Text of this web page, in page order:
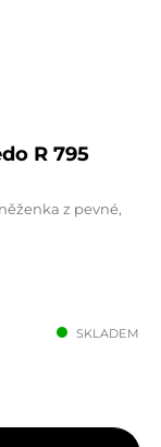
R 795
z pevné,
SKLADEM